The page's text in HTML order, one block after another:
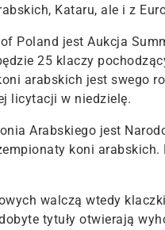
Kataru, ale i z
Poland jest Aukcja
25 klaczy
arabskich jest swego
licytacji w niedzielę.
Arabskiego jest
koni
walczą wtedy
tytuły otwierają